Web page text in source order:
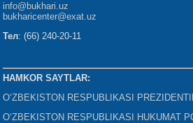
info@bukhari.uz
bukharicenter@exat.uz
Тел: (66) 240-20-11
HAMKOR SAYTLAR:
O‘ZBEKISTON RESPUBLIKASI
O‘ZBEKISTON RESPUBLIKASI HUKUMAT